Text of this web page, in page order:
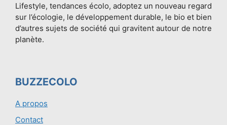
Lifestyle, tendances écolo, adoptez un nouveau regard
sur l’écologie, le développement durable, le bio et bien
d’autres sujets de société qui gravitent autour de notre
planète.
BUZZECOLO
A propos
Contact